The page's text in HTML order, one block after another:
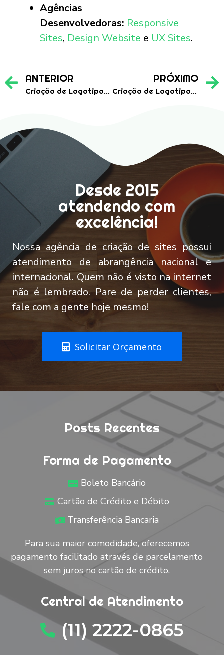
Agências
Desenvolvedoras: Responsive
Sites, Design Website e UX Sites.
ANTERIOR
Criação de Logotipo para Cooperativa Agropecuária – RECA
PRÓXIMO
Criação de Logotipo para Esmalteria – Dedo de Moça
Desde 2015
atendendo com
excelência!
Nossa agência de criação de sites possui
atendimento de abrangência nacional e
internacional. Quem não é visto na internet
não é lembrado. Pare de perder clientes,
fale com a gente hoje mesmo!
Solicitar Orçamento
Posts Recentes
Forma de Pagamento
Boleto Bancário
Cartão de Crédito e Débito
Transferência Bancaria
Para sua maior comodidade, oferecemos
pagamento facilitado através de parcelamento
sem juros no cartão de crédito.
Central de Atendimento
(11) 2222-0865